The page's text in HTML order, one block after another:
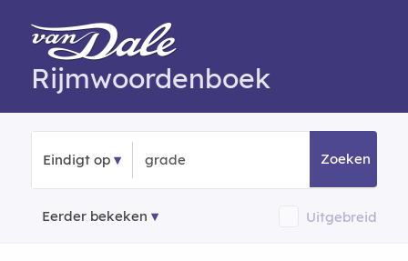
Rijmwoordenboek
Eindigt op Zoeken
Eerder bekeken Uitgebreid